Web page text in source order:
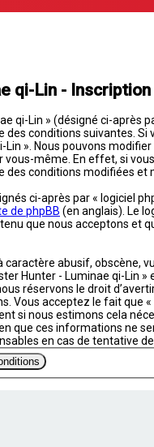
qi-Lin - Inscription
qi-Lin » (désigné ci-après
conditions suivantes.
». Nous pouvons
même. En effet, si
des conditions modifiées et
ci-après par « logiciel
de phpBB (en anglais). Le
que nous acceptons et
abusif, obscène,
Hunter - Luminae qi-Lin
réservons le droit
Vous acceptez le fait que
si nous estimons cela
que ces informations ne
en cas de tentative